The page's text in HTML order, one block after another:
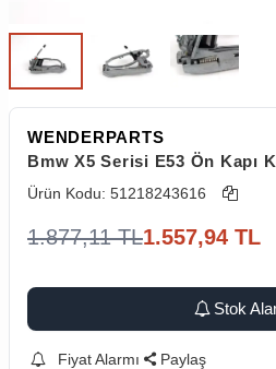
WENDERPARTS
Bmw X5 Serisi E53 Ön Kapı
Ürün Kodu: 51218243616
1.877,11 TL1.557,94 TL
Stok
Fiyat Alarmı
Paylaş